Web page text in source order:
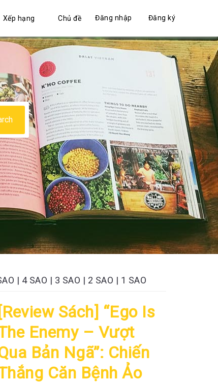
Đăng nhập Đăng ký
Xếp hạng Chủ đề
| 4 SAO | 3 SAO | 2 SAO | 1 SAO
[Review Sách] “Ego Is
Enemy – Vượt
Bản Ngã”: Chiến
Căn Bệnh Ảo